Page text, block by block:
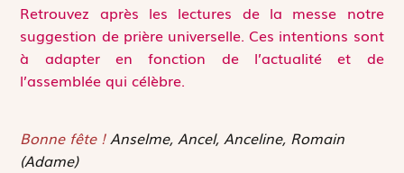
Retrouvez après les lectures de la messe notre
suggestion de prière universelle. Ces intentions sont
à adapter en fonction de l’actualité et de
l’assemblée qui célèbre.
Bonne fête !Anselme, Ancel, Anceline, Romain
(Adame)